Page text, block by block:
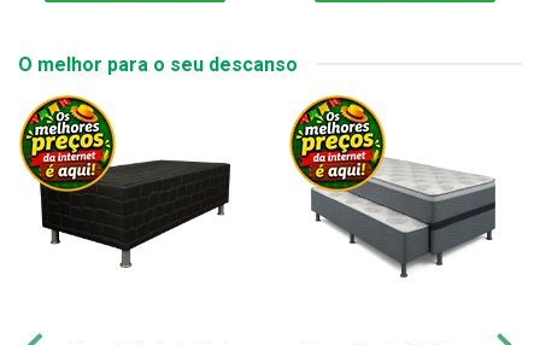
O melhor para o seu descanso